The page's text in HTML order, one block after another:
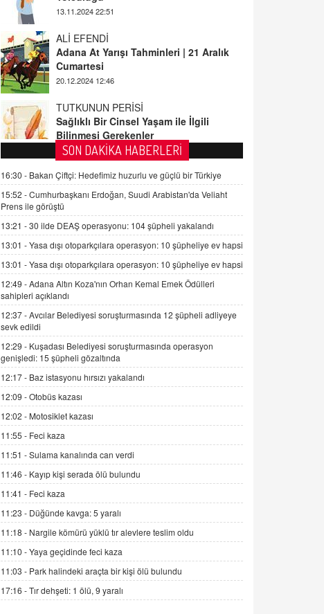
ALİ EFENDİ
Cumartesi
20.12.2024 12:46
TUTKUNUN PERİSİ
Bilinmesi Gerekenler
08.11.2024 13:16
FARUK ÖNALAN
Tezkere Onaylanmasaydı…
2 Kasım 2021 Salı 00:11
AV. DOĞAN CAN DOĞAN
Kişisel verilerin korunması ve dijital
hukukun gelişimi
15.09.2025 16:17
SEHER EREK
Kış Ayları Geldi, Hangi Önlemler
Alınmalı?
İNCİ GÜL AKÖL
Trump Keşke Adana'yı da Ziyaret Etse...
06.07.2026 13:00
ADEM AKÖL
Esed Destekçilerinin Yüzüne Vurulan
Şamar: Sednaya
11.12.2024 12:30
DR. EKREM ASLAN
Gerçek Ne, Algı Ne? "Beraber
Yürüyoruz" Cümlesinin Peşinden
19.07.2025 12:45
GÖNÜL MENEKŞE
Şifacının Yolu
04.11.2025 12:56
SON DAKİKA HABERLERİ
16:30 - Bakan Çiftçi: Hedefimiz huzurlu ve güçlü bir Türkiye
15:52 -Cumhurbaşkanı Erdoğan, Suudi Arabistan'da Veliaht
Prens ile görüştü
13:21 -30 ilde DEAŞ operasyonu: 104 şüpheli yakalandı
13:01 -Yasa dışı otoparkçılara operasyon: 10 şüpheliye ev hapsi
13:01 -Yasa dışı otoparkçılara operasyon: 10 şüpheliye ev hapsi
12:49 -Adana Altın Koza'nın Orhan Kemal Emek Ödülleri
sahipleri açıklandı
12:37 -Avcılar Belediyesi soruşturmasında 12 şüpheli adliyeye
sevk edildi
12:29 - Kuşadası Belediyesi soruşturmasında operasyon
genişledi: 15 şüpheli gözaltında
12:17 - Baz istasyonu hırsızı yakalandı
12:09 -Otobüs kazası
12:02 - Motosiklet kazası
11:55 - Feci kaza
11:51 -Sulama kanalında can verdi
11:46 - Kayıp kişi serada ölü bulundu
11:41 - Feci kaza
11:23 - Düğünde kavga: 5 yaralı
11:18 - Nargile kömürü yüklü tır alevlere teslim oldu
11:10 -Yaya geçidinde feci kaza
11:03 - Park halindeki araçta bir kişi ölü bulundu
17:16 -Tır dehşeti: 1 ölü, 9 yaralı